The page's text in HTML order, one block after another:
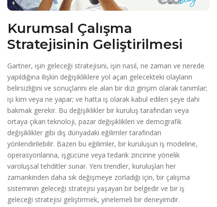
Kurumsal Çalışma
Stratejisinin Geliştirilmesi
Gartner, işin geleceği stratejisini, işin nasıl, ne zaman ve nerede
yapıldığına ilişkin değişikliklere yol açan gelecekteki olayların
belirsizliğini ve sonuçlarını ele alan bir dizi girişim olarak tanımlar;
işi kim veya ne yapar; ve hatta iş olarak kabul edilen şeye dahi
bakmak gerekir. Bu değişiklikler bir kuruluş tarafından veya
ortaya çıkan teknoloji, pazar değişiklikleri ve demografik
değişiklikler gibi dış dünyadaki eğilimler tarafından
yönlendirilebilir. Bazen bu eğilimler, bir kuruluşun iş modeline,
operasyonlarına, işgücüne veya tedarik zincirine yönelik
varoluşsal tehditler sunar. Yeni trendler, kuruluşları her
zamankinden daha sık değişmeye zorladığı için, bir çalışma
sisteminin geleceği stratejisi yaşayan bir belgedir ve bir iş
geleceği stratejisi geliştirmek, yinelemeli bir deneyimdir.